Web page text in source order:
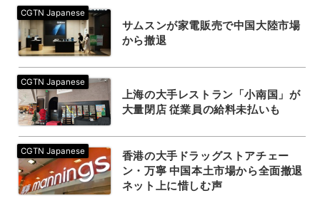
サムスンが家電販売で中国大陸市場
から撤退
上海の大手レストラン「小南国」が
大量閉店 従業員の給料未払いも
香港の大手ドラッグストアチェー
ン・万寧 中国本土市場から全面撤退
ネット上に惜しむ声